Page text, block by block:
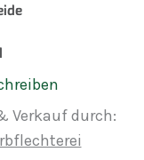
Verkauf durch: